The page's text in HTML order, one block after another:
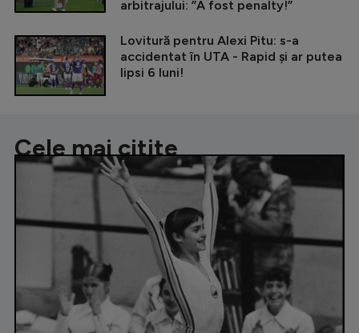
arbitrajului: ”A fost penalty!”
Lovitură pentru Alexi Pitu: s-a
accidentat în UTA - Rapid și ar putea
lipsi 6 luni!
Cele mai citite